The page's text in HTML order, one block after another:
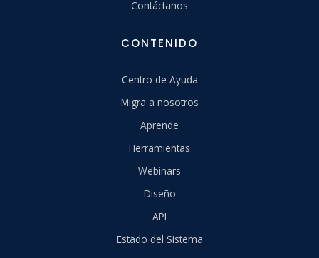
Contáctanos
CONTENIDO
Centro de Ayuda
Migra a nosotros
Aprende
Herramientas
Webinars
Diseño
API
Estado del Sistema